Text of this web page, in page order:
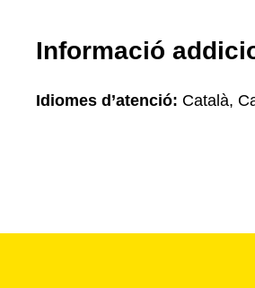
Informació
Idiomes d’atenció: Català,